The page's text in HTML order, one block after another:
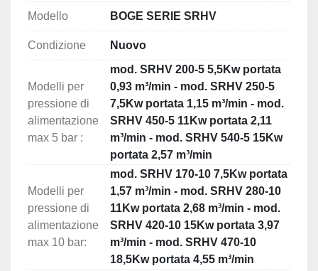
Modello BOGE SERIE SRHV
Condizione Nuovo
Modelli per
pressione di
alimentazione
max 5 bar :
mod. SRHV 200-5 5,5Kw portata
0,93 m³/min - mod. SRHV 250-5
7,5Kw portata 1,15 m³/min - mod.
SRHV 450-5 11Kw portata 2,11
m³/min - mod. SRHV 540-5 15Kw
portata 2,57 m³/min
Modelli per
pressione di
alimentazione
max 10 bar:
mod. SRHV 170-10 7,5Kw portata
1,57 m³/min - mod. SRHV 280-10
11Kw portata 2,68 m³/min - mod.
SRHV 420-10 15Kw portata 3,97
m³/min - mod. SRHV 470-10
18,5Kw portata 4,55 m³/min